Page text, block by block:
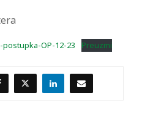
OP-12-23 Preuzmi